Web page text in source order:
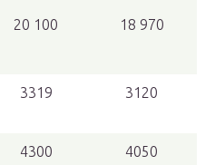
20 100 18 970
3319 3120
4300 4050